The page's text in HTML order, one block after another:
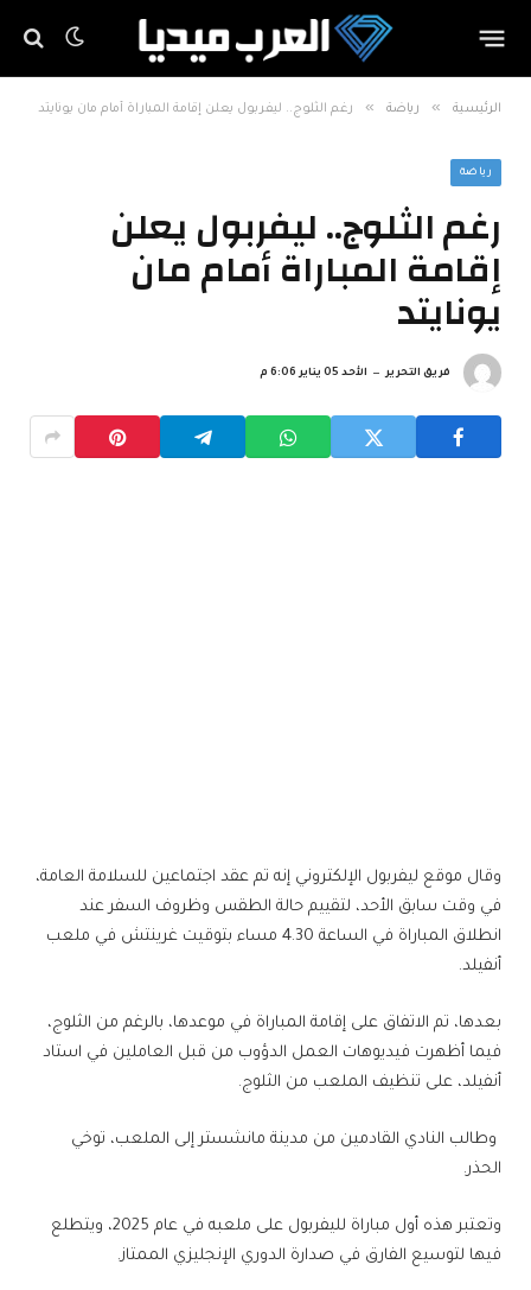
الرئيسية » رياضة » رغم الثلوج.. ليفربول يعلن إقامة المباراة أمام مان يونايتد
رياضة
رغم الثلوج.. ليفربول يعلن
إقامة المباراة أمام مان
يونايتد
فريق التحرير الأحد 05 يناير 6:06 م
وقال موقع ليفربول الإلكتروني إنه تم عقد اجتماعين للسلامة العامة،
في وقت سابق الأحد، لتقييم حالة الطقس وظروف السفر عند
انطلاق المباراة في الساعة 4.30 مساء بتوقيت غرينتش في ملعب
أنفيلد.
بعدها، تم الاتفاق على إقامة المباراة في موعدها، بالرغم من الثلوج،
فيما أظهرت فيديوهات العمل الدؤوب من قبل العاملين في استاد
أنفيلد، على تنظيف الملعب من الثلوج.
وطالب النادي القادمين من مدينة مانشستر إلى الملعب، توخي
الحذر.
وتعتبر هذه أول مباراة لليفربول على ملعبه في عام 2025، ويتطلع
فيها لتوسيع الفارق في صدارة الدوري الإنجليزي الممتاز.